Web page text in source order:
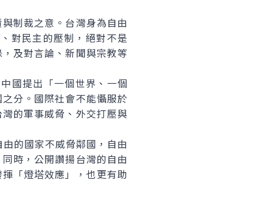
制裁之意。台灣身為自由
對民主的壓制，絕對不是
及對言論、新聞與宗教等
國提出「一個世界、一個
分。國際社會不能懾服於
的軍事威脅、外交打壓與
的國家不威脅鄰國，自由
時，公開讚揚台灣的自由
「燈塔效應」，也更有助